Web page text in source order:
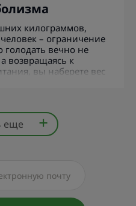
килограммов,
– ограничение
вечно не
возвращаясь к
вы наберете вес
еще